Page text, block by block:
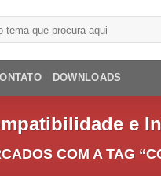
DOWNLOADS
e
COM A TAG